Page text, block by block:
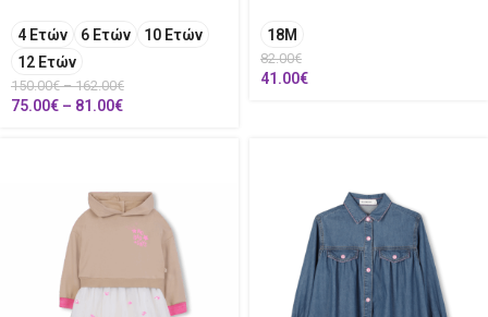
4 Ετών 6 Ετών
10 Ετών
12 Ετών
150.00€ – 162.00€
75.00€ – 81.00€
18Μ
82.00€
41.00€